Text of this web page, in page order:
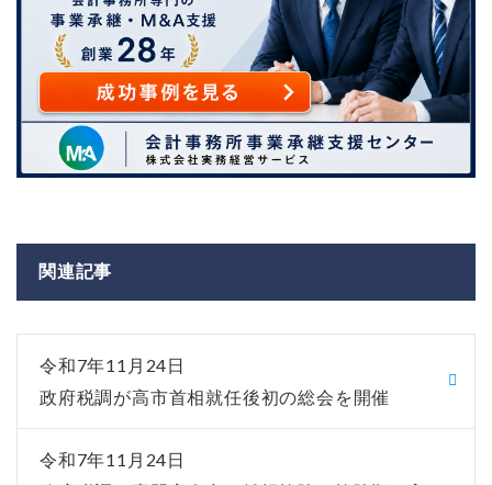
関連記事
令和7年11月24日
政府税調が高市首相就任後初の総会を開催
令和7年11月24日